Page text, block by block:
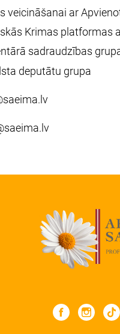
veicināšanai ar
Krimas platformas
sadraudzības
deputātu grupa